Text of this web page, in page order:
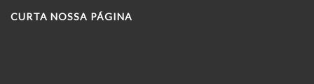
CURTA NOSSA PÁGINA